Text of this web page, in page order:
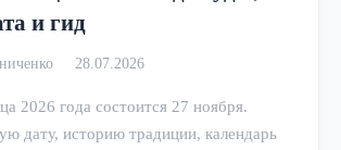
и гид
28.07.2026
2026 года состоится 27 ноября.
дату, историю традиции, календарь